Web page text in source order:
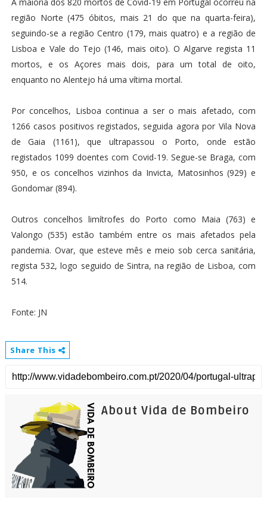
região Norte (475 óbitos, mais 21 do que na quarta-feira),
seguindo-se a região Centro (179, mais quatro) e a região de
Lisboa e Vale do Tejo (146, mais oito). O Algarve regista 11
mortos, e os Açores mais dois, para um total de oito,
enquanto no Alentejo há uma vítima mortal.
Por concelhos, Lisboa continua a ser o mais afetado, com
1266 casos positivos registados, seguida agora por Vila Nova
de Gaia (1161), que ultrapassou o Porto, onde estão
registados 1099 doentes com Covid-19. Segue-se Braga, com
950, e os concelhos vizinhos da Invicta, Matosinhos (929) e
Gondomar (894).
Outros concelhos limítrofes do Porto como Maia (763) e
Valongo (535) estão também entre os mais afetados pela
pandemia. Ovar, que esteve mês e meio sob cerca sanitária,
regista 532, logo seguido de Sintra, na região de Lisboa, com
514.
Fonte: JN
Share This
About Vida de Bombeiro